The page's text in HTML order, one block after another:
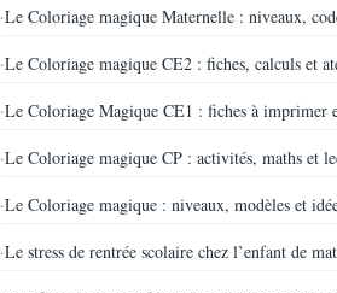
·Le Coloriage magique Maternelle : niveaux,
·Le Coloriage magique CE2 : fiches, calculs et
·Le Coloriage Magique CE1 : fiches à imprimer
·Le Coloriage magique CP : activités, maths et
·Le Coloriage magique : niveaux, modèles et
·Le stress de rentrée scolaire chez l’enfant de